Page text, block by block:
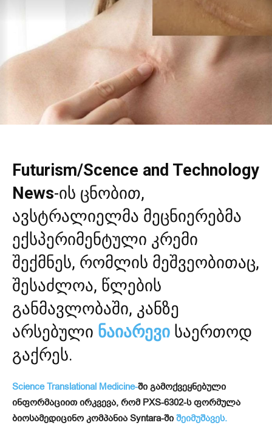
Futurism/Scence and Technology
News-ის ცნობით,
ავსტრალიელმა მეცნიერებმა
ექსპერიმენტული კრემი
შექმნეს, რომლის მეშვეობითაც,
შესაძლოა, წლების
განმავლობაში, კანზე
არსებული ნაიარევი საერთოდ
გაქრეს.
Science Translational Medicine-ში გამოქვეყნებული
ინფორმაციით ირკვევა, რომ PXS-6302-ს ფორმულა
ბიოსამედიცინო კომპანია Syntara-ში შეიმუშავეს.